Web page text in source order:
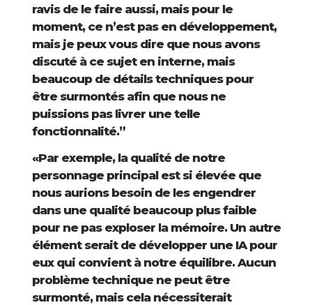
ravis de le faire aussi, mais pour le
moment, ce n’est pas en développement,
mais je peux vous dire que nous avons
discuté à ce sujet en interne, mais
beaucoup de détails techniques pour
être surmontés afin que nous ne
puissions pas livrer une telle
fonctionnalité.”
«Par exemple, la qualité de notre
personnage principal est si élevée que
nous aurions besoin de les engendrer
dans une qualité beaucoup plus faible
pour ne pas exploser la mémoire. Un autre
élément serait de développer une IA pour
eux qui convient à notre équilibre. Aucun
problème technique ne peut être
surmonté, mais cela nécessiterait